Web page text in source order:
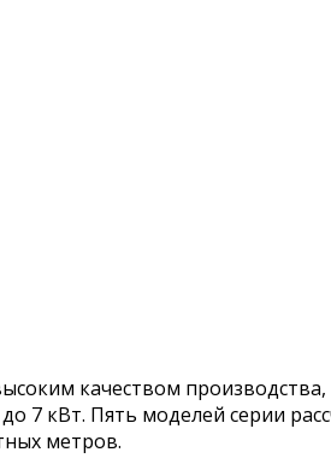
качеством
7 кВт. Пять моделей серии
метров.